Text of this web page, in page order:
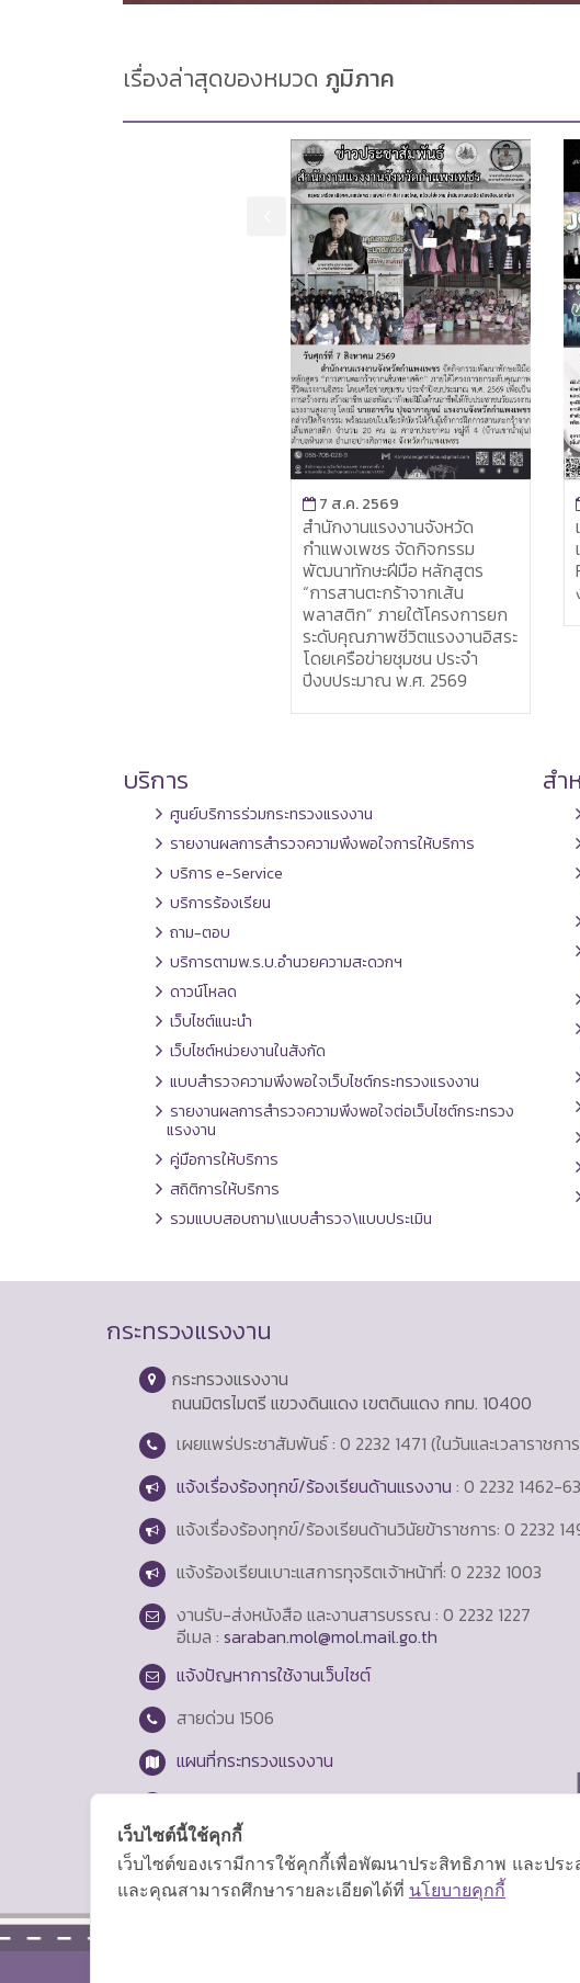
เรื่องล่าสุดของหมวด ภูมิภาค
7 ส.ค. 2569
แรงงานจังหวัดอุดรธานี ร่วม
เป็นเกียรติในพิธีเปิดงาน “ JOB
FAIR @กาฬสินธุ์มีดีครบ เรียนได้
งบ จบได้งาน ”
บริการ
ศูนย์บริการร่วมกระทรวงแรงงาน
รายงานผลการสำรวจความพึงพอใจการให้บริการ
บริการ e-Service
บริการร้องเรียน
ถาม-ตอบ
บริการตามพ.ร.บ.อำนวยความสะดวกฯ
ดาวน์โหลด
เว็บไซต์แนะนำ
เว็บไซต์หน่วยงานในสังกัด
แบบสำรวจความพึงพอใจเว็บไซต์กระทรวงแรงงาน
รายงานผลการสำรวจความพึงพอใจต่อเว็บไซต์กระทรวง
แรงงาน
คู่มือการให้บริการ
สถิติการให้บริการ
รวมแบบสอบถาม\แบบสำรวจ\แบบประเมิน
สำ
กระทรวงแรงงาน
กระทรวงแรงงาน
ถนนมิตรไมตรี แขวงดินแดง เขตดินแดง กทม. 10400
เผยแพร่ประชาสัมพันธ์ : 0 2232 1471 (ในวันและเวลาราชกา
แจ้งเรื่องร้องทุกข์/ร้องเรียนด้านแรงงาน : 0 2232 1462-
แจ้งเรื่องร้องทุกข์/ร้องเรียนด้านวินัยข้าราชการ: 0 2232
แจ้งร้องเรียนเบาะแสการทุจริตเจ้าหน้าที่: 0 2232 1003
งานรับ-ส่งหนังสือ และงานสารบรรณ : 0 2232 1227
อีเมล : saraban.mol@mol.mail.go.th
แจ้งปัญหาการใช้งานเว็บไซต์
สายด่วน 1506
แผนที่กระทรวงแรงงาน
เว็บไซต์นี้ใช้คุกกี้
เว็บไซต์ของเรามีการใช้คุกกี้เพื่อพัฒนาประสิทธิภาพ และป
และคุณสามารถศึกษารายละเอียดได้ที่ นโยบายคุกกี้